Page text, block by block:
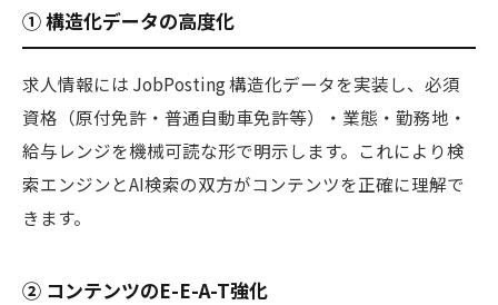
① 構造化データの高度化
求人情報には JobPosting 構造化データを実装し、必須
資格（原付免許・普通自動車免許等）・業態・勤務地・
給与レンジを機械可読な形で明示します。これにより検
索エンジンとAI検索の双方がコンテンツを正確に理解で
きます。
② コンテンツのE-E-A-T強化